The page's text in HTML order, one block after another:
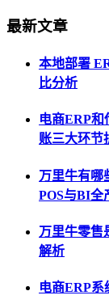
最新文章
本地部署
比分析
电商ERP和
账三大环节
万里牛有哪
POS与BI全
万里牛零售
解析
电商ERP系